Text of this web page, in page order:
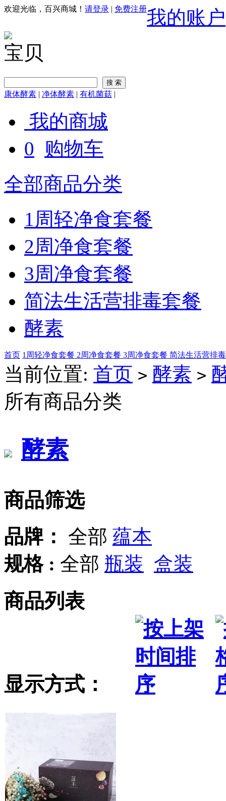
欢迎光临，百兴商城！ 请登录 | 免费注册我的账户
宝贝
康体酵素 | 净体酵素 | 有机菌菇 |
我的商城
0 购物车
全部商品分类
1周轻净食套餐
2周净食套餐
3周净食套餐
简法生活营排毒套餐
酵素
首页 1周轻净食套餐 2周净食套餐 3周净食套餐 简法生活营排
当前位置: 首页 > 酵素 >
所有商品分类
酵素
商品筛选
品牌： 全部 蕴本
规格 : 全部 瓶装 盒装
商品列表
显示方式：